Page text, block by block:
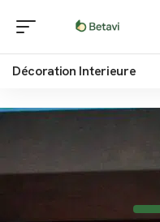
Décoration Interieure